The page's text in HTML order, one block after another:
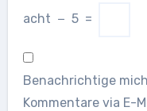
acht − 5 =
Benachrichtige
Kommentare via E-